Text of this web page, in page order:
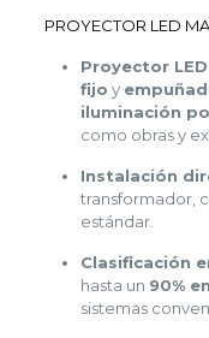
PROYECTOR LED
Proyector
fijo y
iluminación
como obras y
Instalación
transformador,
estándar.
Clasificación
hasta un 90%
sistemas